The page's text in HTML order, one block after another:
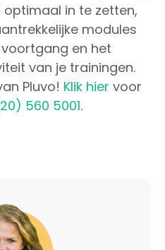
in te zetten,
modules
en het
van je trainingen.
Pluvo! Klik hier voor
560 5001.